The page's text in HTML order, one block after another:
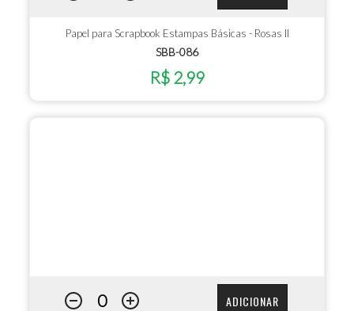
Papel para Scrapbook Estampas Básicas - Rosas II
SBB-086
R$ 2,99
ADICIONAR